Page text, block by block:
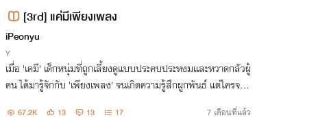
[3rd] แค่มีเพียงเพลง
iPeonyu
Y
เมื่อ 'เคมี' เด็กหนุ่มที่ถูกเลี้ยงดูแบบประคบประหงมและหวาดกลัวผู้
คน ได้มารู้จักกับ 'เพียงเพลง' จนเกิดความรู้สึกผูกพันธ์ แต่ใครจะไ
67.2K 13 13 17 7 เดือนที่แล้ว